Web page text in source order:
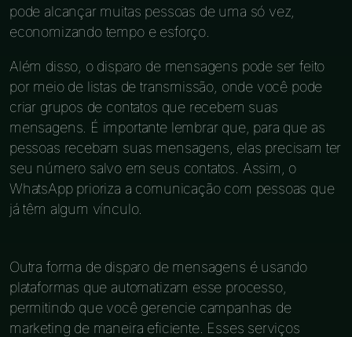
pode alcançar muitas pessoas de uma só vez,
economizando tempo e esforço.
Além disso, o disparo de mensagens pode ser feito
por meio de listas de transmissão, onde você pode
criar grupos de contatos que recebem suas
mensagens. É importante lembrar que, para que as
pessoas recebam suas mensagens, elas precisam ter
seu número salvo em seus contatos. Assim, o
WhatsApp prioriza a comunicação com pessoas que
já têm algum vínculo.
Outra forma de disparo de mensagens é usando
plataformas que automatizam esse processo,
permitindo que você gerencie campanhas de
marketing de maneira eficiente. Esses serviços